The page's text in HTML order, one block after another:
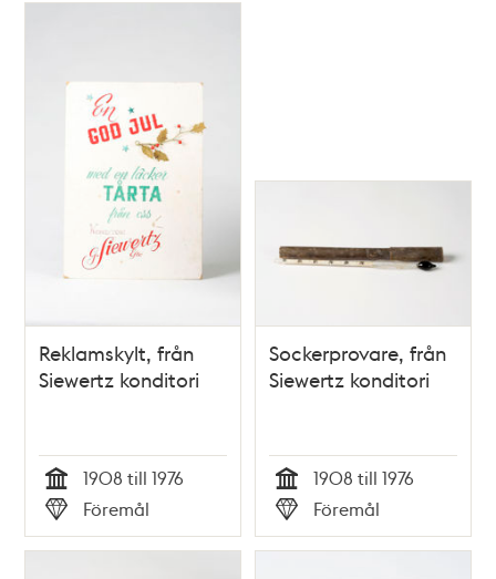
Reklamskylt, från
Siewertz konditori
Tid
1908 till 1976
Typ
Föremål
Sockerprovare, från
Siewertz konditori
Tid
1908 till 1976
Typ
Föremål